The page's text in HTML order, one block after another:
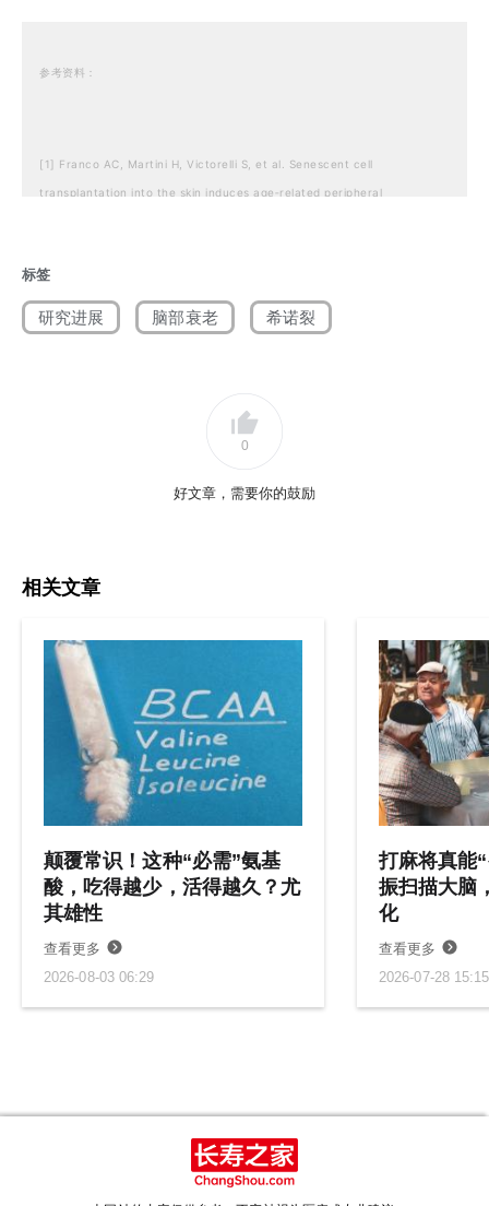
参考资料：
[1] Franco AC, Martini H, Victorelli S, et al. Senescent cell
transplantation into the skin induces age‐related peripheral
[2] Xu M, Pirtskhalava T, Farr JN, et al. Senolytics improve physical
2018;24(8):1246-1256.
only partially replicates the benefits of systemic senolysis. Journal of
to mouse skin decreases hippocampal neurogenesis and synaptic
标签
研究进展 脑部衰老 希诺裂
0
好文章，需要你的鼓励
相关文章
颠覆常识！这种“必需”氨基
酸，吃得越少，活得越久？尤
其雄性
查看更多
2026-08-03 06:29
打麻将真能
振扫描大脑
化
查看更多
2026-07-28 15:15